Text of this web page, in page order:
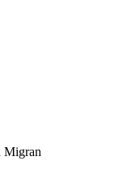
Migran